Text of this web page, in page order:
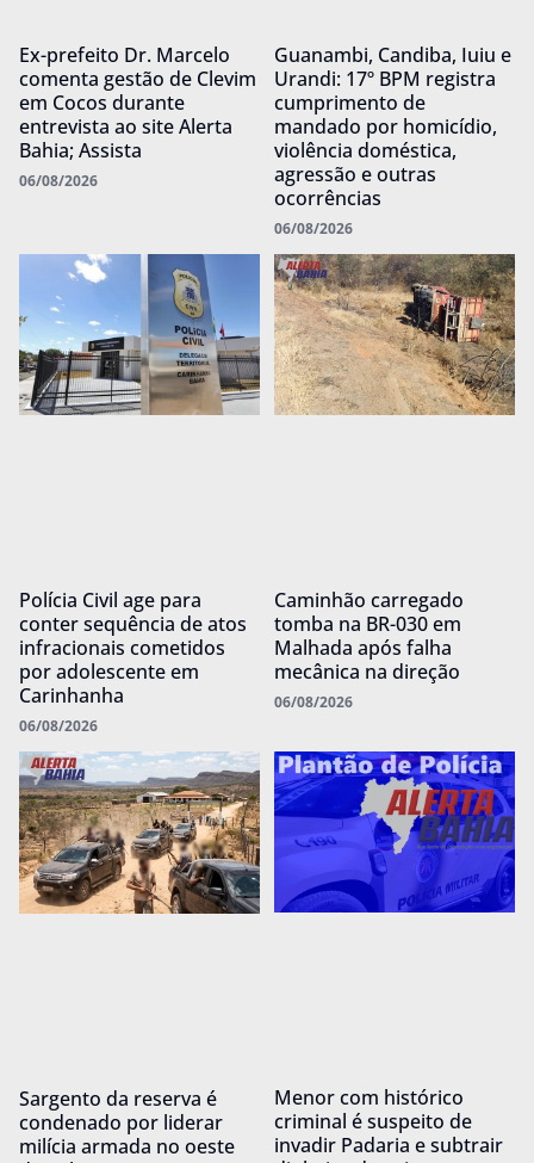
Ex-prefeito Dr. Marcelo
comenta gestão de Clevim
em Cocos durante
entrevista ao site Alerta
Bahia; Assista
06/08/2026
Guanambi, Candiba, Iuiu e
Urandi: 17º BPM registra
cumprimento de
mandado por homicídio,
violência doméstica,
agressão e outras
ocorrências
06/08/2026
Polícia Civil age para
conter sequência de atos
infracionais cometidos
por adolescente em
Carinhanha
06/08/2026
Caminhão carregado
tomba na BR-030 em
Malhada após falha
mecânica na direção
06/08/2026
Sargento da reserva é
condenado por liderar
milícia armada no oeste
Menor com histórico
criminal é suspeito de
invadir Padaria e subtrair